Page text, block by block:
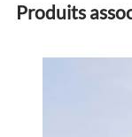
Produits